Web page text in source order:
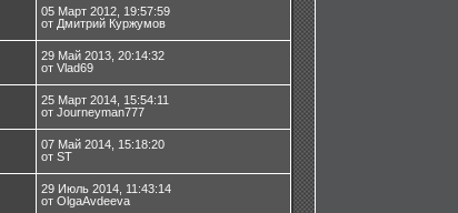
05 Март 2012, 19:57:59
от Дмитрий Куржумов
29 Май 2013, 20:14:32
от Vlad69
25 Март 2014, 15:54:11
от Journeyman777
07 Май 2014, 15:18:20
от ST
29 Июль 2014, 11:43:14
от OlgaAvdeeva